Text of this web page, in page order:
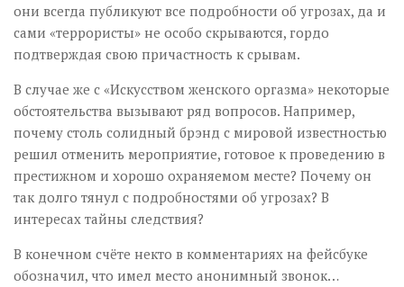
они всегда публикуют все подробности об угрозах, да и
сами «террористы» не особо скрываются, гордо
подтверждая свою причастность к срывам.
В случае же с «Искусством женского оргазма» некоторые
обстоятельства вызывают ряд вопросов. Например,
почему столь солидный брэнд с мировой известностью
решил отменить мероприятие, готовое к проведению в
престижном и хорошо охраняемом месте? Почему он
так долго тянул с подробностями об угрозах? В
интересах тайны следствия?
В конечном счёте некто в комментариях на фейсбуке
обозначил, что имел место анонимный звонок…